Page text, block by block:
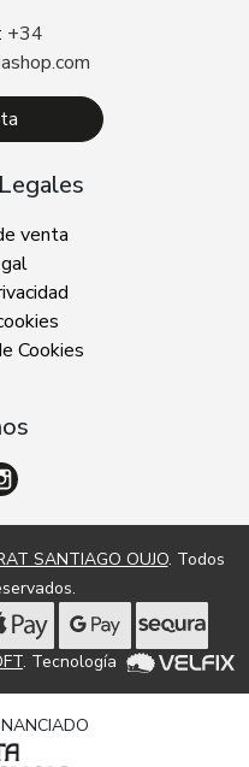
+34
venta
Cookies
SANTIAGO OUJO. Todos
. Tecnología